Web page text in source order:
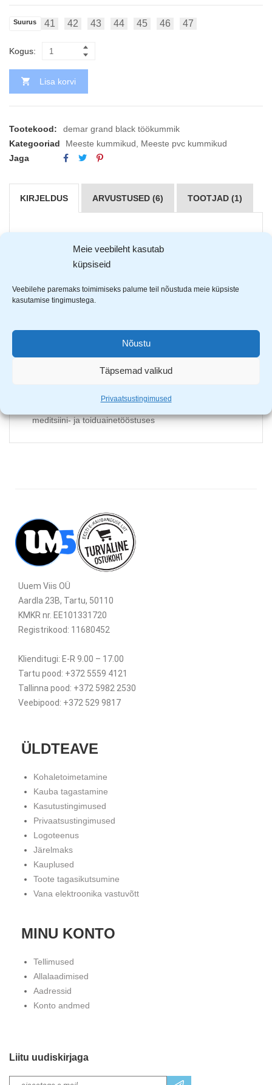
Meie veebileht kasutab
küpsiseid
Veebilehe paremaks toimimiseks palume teil nõustuda meie küpsiste
kasutamise tingimustega.
Nõustu
Täpsemad valikud
Privaatsustingimused
Suurus 41 42 43 44 45 46 47
Kogus:
Lisa korvi
Tootekood:
demar grand black töökummik
Kategooriad
Meeste kummikud
Meeste pvc kummikud
Jaga
KIRJELDUS ARVUSTUSED (6) TOOTJAD (1)
PVC materjalist.
ftalaatide vaba keskkonnasõbralik materjal, mille
(57%) ja õli (43%)
elastne, UV-resistentne, talub väga madalaid
PVC materjalist valmistatud jalanõud on veekindlad,
täiesti kahjutu inimese nahale, materjali kasutatakse ka
meditsiini- ja toiduainetööstuses
Uuem Viis OÜ
Aardla 23B, Tartu, 50110
KMKR nr. EE101331720
Registrikood: 11680452
Klienditugi: E-R 9.00 – 17.00
Tartu pood: +372 5559 4121
Tallinna pood: +372 5982 2530
Veebipood: +372 529 9817
ÜLDTEAVE
Kohaletoimetamine
Kauba tagastamine
Kasutustingimused
Privaatsustingimused
Logoteenus
Järelmaks
Kauplused
Toote tagasikutsumine
Vana elektroonika vastuvõtt
MINU KONTO
Tellimused
Allalaadimised
Aadressid
Konto andmed
Liitu uudiskirjaga